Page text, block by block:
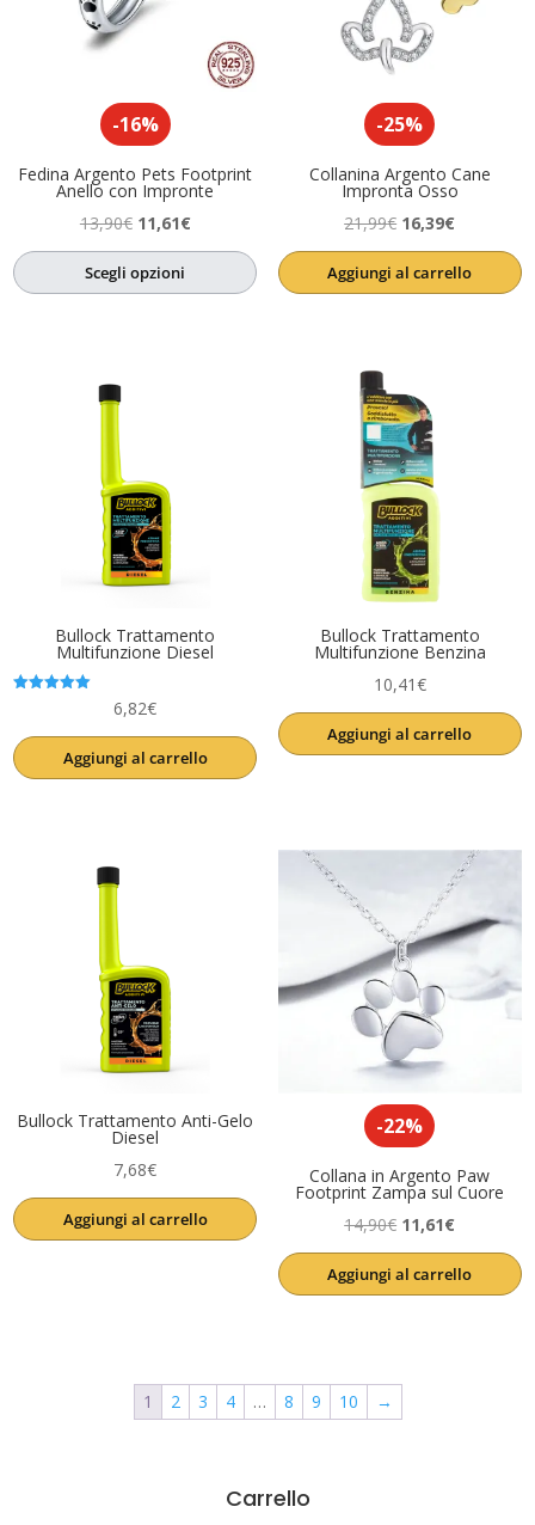
-16%
Fedina Argento Pets Footprint
Anello con Impronte
13,90€ Il
prezzo
originale
11,61€Il
prezzo
Scegli opzioni
-25%
Collanina Argento Cane
Impronta Osso
21,99€ Il
prezzo
originale
16,39€Il
prezzo
attuale
Aggiungi al carrello
Bullock Trattamento
Multifunzione Diesel
6,82€
Aggiungi al carrello
Bullock Trattamento
Multifunzione Benzina
10,41€
Aggiungi al carrello
Bullock Trattamento Anti-Gelo
Diesel
7,68€
Aggiungi al carrello
-22%
Collana in Argento Paw
Footprint Zampa sul Cuore
14,90€ Il
prezzo
originale
11,61€Il
prezzo
attuale
Aggiungi al carrello
1 2 3 4 … 8 9 10 →
Carrello